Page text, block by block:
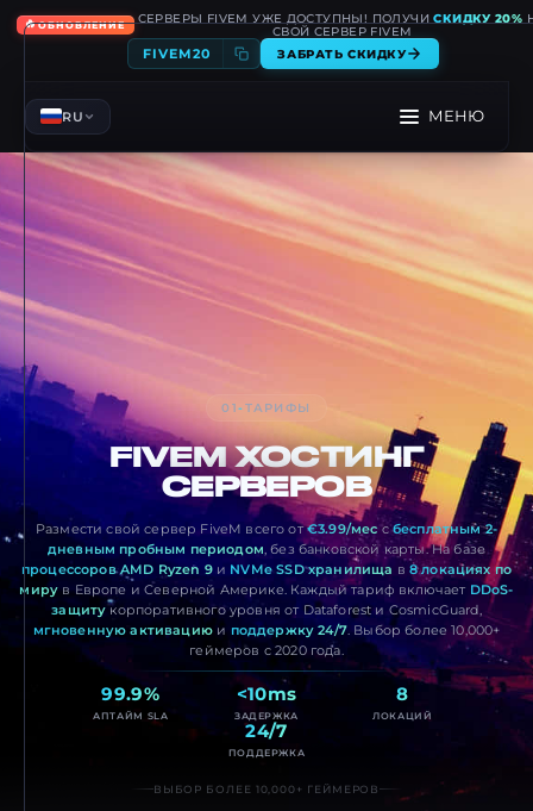
🔥ОБНОВЛЕНИЕ СЕРВЕРЫ FIVEM УЖЕ ДОСТУПНЫ! ПОЛУЧИСКИДКУ 20%
СВОЙ СЕРВЕР FIVEM
FIVEM20 ЗАБРАТЬ СКИДКУ
RU МЕНЮ
01-ТАРИФЫ
FIVEM ХОСТИНГ
СЕРВЕРОВ
Размести свой сервер FiveM всего от€3.99/мес сбесплатным 2-
дневным пробным периодом, без банковской карты. На базе
процессоров AMD Ryzen 9и NVMe SSD хранилища в 8 локациях по
миру в Европе и Северной Америке. Каждый тариф включает DDoS-
защитукорпоративного уровня от Dataforest и CosmicGuard,
мгновенную активациюи поддержку 24/7. Выбор более 10,000+
геймеров с 2020 года.
99.9%
АПТАЙМ SLA
<10ms
ЗАДЕРЖКА
8
ЛОКАЦИЙ
24/7
ПОДДЕРЖКА
ВЫБОР БОЛЕЕ 10,000+ ГЕЙМЕРОВ